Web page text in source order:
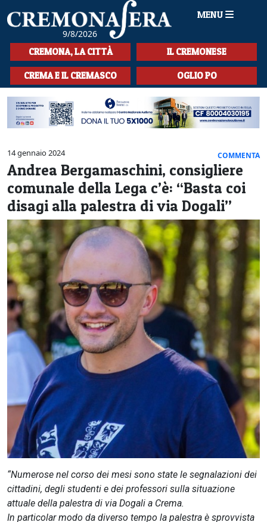
9/8/2026
MENU
HOME
CRONACA
SPORT
LA MUSICA
CULTURA
LA STORIA
SPETTACOLI
L'EDITORIALE
SEZIONI
CERCA
CREMONA, LA CITTÀ IL CREMONESE
CREMA E IL CREMASCO OGLIO PO
14 gennaio 2024 COMMENTA
Andrea Bergamaschini, consigliere
comunale della Lega c’è: “Basta coi
disagi alla palestra di via Dogali”
“Numerose nel corso dei mesi sono state le segnalazioni dei
cittadini, degli studenti e dei professori sulla situazione
attuale della palestra di via Dogali a Crema.
In particolar modo da diverso tempo la palestra è sprovvista